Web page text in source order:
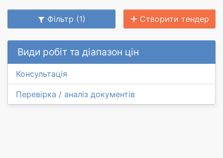
Фільтр (1) Створити тендер
Види робіт та діапазон цін
Консультація
Перевірка / аналіз документів